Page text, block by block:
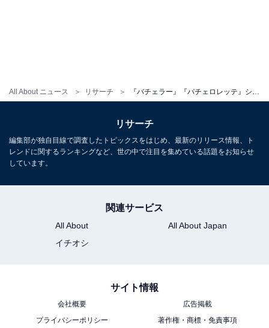
All About ニュース リサーチ
リサーチ
編集部が独自目線で調査したトピックスをはじめ、最新のリリース情報、ト
レンドに関するランキングなど、世の中で注目を集めている話題をお知らせ
しています。
関連サービス
All About
All About Japan
イチオシ
サイト情報
会社概要
広告掲載
プライバシーポリシー
著作権・商標・免責事項